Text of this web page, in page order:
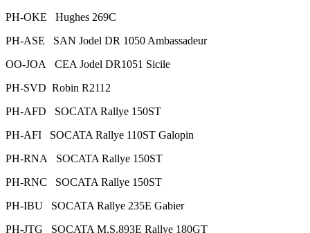
PH-OKE Hughes 269C
PH-ASE SAN Jodel DR 1050 Ambassadeur
OO-JOA CEA Jodel DR1051 Sicile
PH-SVD Robin R2112
PH-AFD SOCATA Rallye 150ST
PH-AFI SOCATA Rallye 110ST Galopin
PH-RNA SOCATA Rallye 150ST
PH-RNC SOCATA Rallye 150ST
PH-IBU SOCATA Rallye 235E Gabier
PH-JTG SOCATA M.S.893E Rallye 180GT